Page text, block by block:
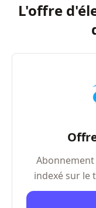
L'offre
indexé sur le